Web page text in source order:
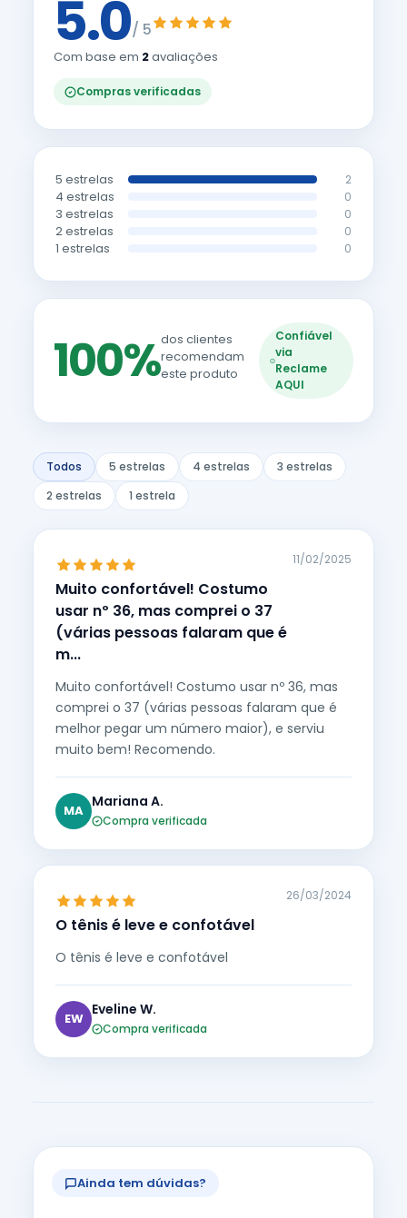
5.0/ 5
Com base em 2avaliações
Compras verificadas
5 estrelas 2
4 estrelas 0
3 estrelas 0
2 estrelas 0
1 estrelas 0
100%dos clientes
recomendam
este produto
Confiável
via
Reclame
AQUI
Todos 5 estrelas 4 estrelas
3 estrelas
2 estrelas
1 estrela
Muito confortável! Costumo
usar nº 36, mas comprei o 37
(várias pessoas falaram que é
m...
11/02/2025
Muito confortável! Costumo usar nº 36, mas
comprei o 37 (várias pessoas falaram que é
melhor pegar um número maior), e serviu
muito bem! Recomendo.
MA
Mariana A.
Compra verificada
O tênis é leve e confotável
26/03/2024
O tênis é leve e confotável
EW
Eveline W.
Compra verificada
Ainda tem dúvidas?